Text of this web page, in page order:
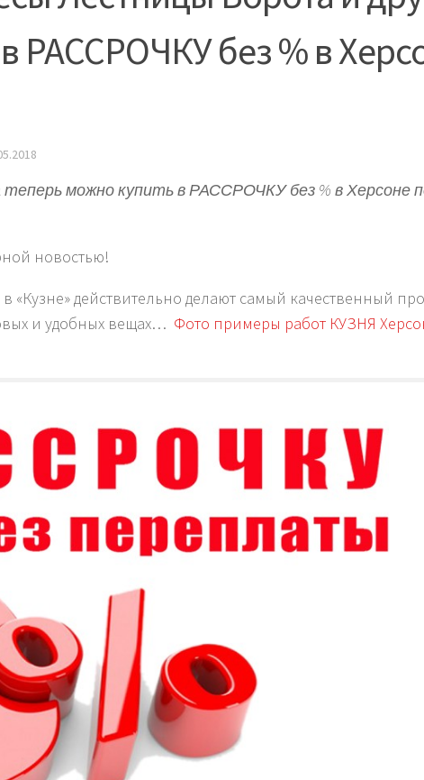
РАССРОЧКУ без % в
можно купить в РАССРОЧКУ без % в Херсоне
новостью!
«Кузне» действительно делают самый качественный
и удобных вещах… Фото примеры работ КУЗНЯ